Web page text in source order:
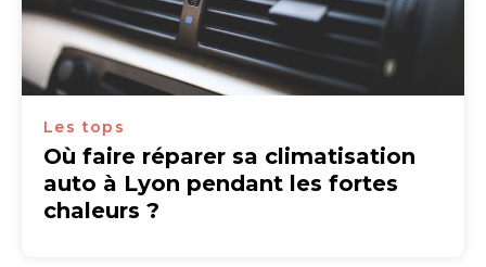
Les tops
Où faire réparer sa climatisation
auto à Lyon pendant les fortes
chaleurs ?